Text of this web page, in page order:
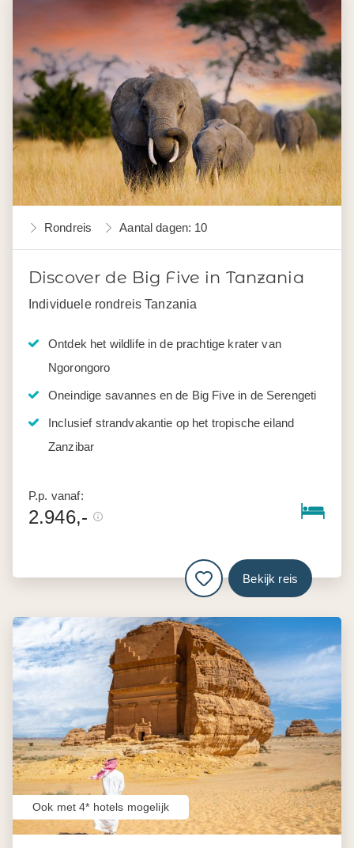
Rondreis Aantal dagen: 10
Discover de Big Five in Tanzania
Individuele rondreis Tanzania
Ontdek het wildlife in de prachtige krater van
Ngorongoro
Oneindige savannes en de Big Five in de Serengeti
Inclusief strandvakantie op het tropische eiland
Zanzibar
P.p. vanaf:
2.946,-
Bekijk reis
Ook met 4* hotels mogelijk